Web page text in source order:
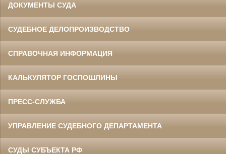
ДОКУМЕНТЫ СУДА
СУДЕБНОЕ ДЕЛОПРОИЗВОДСТВО
СПРАВОЧНАЯ ИНФОРМАЦИЯ
КАЛЬКУЛЯТОР ГОСПОШЛИНЫ
ПРЕСС-СЛУЖБА
УПРАВЛЕНИЕ СУДЕБНОГО ДЕПАРТАМЕНТА
СУДЫ СУБЪЕКТА РФ